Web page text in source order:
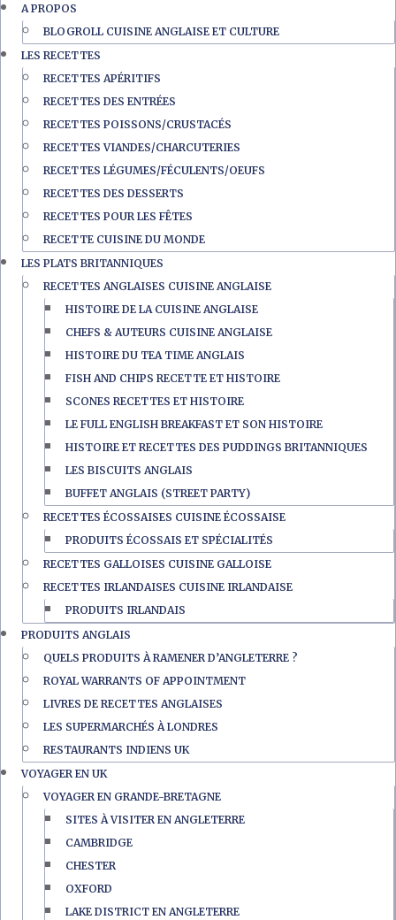
A PROPOS
BLOGROLL CUISINE ANGLAISE ET CULTURE
LES RECETTES
RECETTES APÉRITIFS
RECETTES DES ENTRÉES
RECETTES POISSONS/CRUSTACÉS
RECETTES VIANDES/CHARCUTERIES
RECETTES LÉGUMES/FÉCULENTS/OEUFS
RECETTES DES DESSERTS
RECETTES POUR LES FÊTES
RECETTE CUISINE DU MONDE
LES PLATS BRITANNIQUES
RECETTES ANGLAISES CUISINE ANGLAISE
HISTOIRE DE LA CUISINE ANGLAISE
CHEFS & AUTEURS CUISINE ANGLAISE
HISTOIRE DU TEA TIME ANGLAIS
FISH AND CHIPS RECETTE ET HISTOIRE
SCONES RECETTES ET HISTOIRE
LE FULL ENGLISH BREAKFAST ET SON HISTOIRE
HISTOIRE ET RECETTES DES PUDDINGS BRITANNIQUES
LES BISCUITS ANGLAIS
BUFFET ANGLAIS (STREET PARTY)
RECETTES ÉCOSSAISES CUISINE ÉCOSSAISE
PRODUITS ÉCOSSAIS ET SPÉCIALITÉS
RECETTES GALLOISES CUISINE GALLOISE
RECETTES IRLANDAISES CUISINE IRLANDAISE
PRODUITS IRLANDAIS
PRODUITS ANGLAIS
QUELS PRODUITS À RAMENER D’ANGLETERRE ?
ROYAL WARRANTS OF APPOINTMENT
LIVRES DE RECETTES ANGLAISES
LES SUPERMARCHÉS À LONDRES
RESTAURANTS INDIENS UK
VOYAGER EN UK
VOYAGER EN GRANDE-BRETAGNE
SITES À VISITER EN ANGLETERRE
CAMBRIDGE
CHESTER
OXFORD
LAKE DISTRICT EN ANGLETERRE